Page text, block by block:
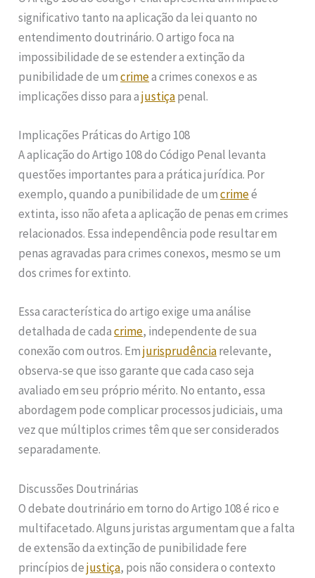
significativo tanto na aplicação da lei quanto no
entendimento doutrinário. O artigo foca na
impossibilidade de se estender a extinção da
punibilidade de umcrimea crimes conexos e as
implicações disso para ajustiçapenal.
Implicações Práticas do Artigo 108
A aplicação do Artigo 108 do Código Penal levanta
questões importantes para a prática jurídica. Por
exemplo, quando a punibilidade de umcrimeé
extinta, isso não afeta a aplicação de penas em crimes
relacionados. Essa independência pode resultar em
penas agravadas para crimes conexos, mesmo se um
dos crimes for extinto.
Essa característica do artigo exige uma análise
detalhada de cadacrime, independente de sua
conexão com outros. Emjurisprudênciarelevante,
observa-se que isso garante que cada caso seja
avaliado em seu próprio mérito. No entanto, essa
abordagem pode complicar processos judiciais, uma
vez que múltiplos crimes têm que ser considerados
separadamente.
Discussões Doutrinárias
O debate doutrinário em torno do Artigo 108 é rico e
multifacetado. Alguns juristas argumentam que a falta
de extensão da extinção de punibilidade fere
princípios dejustiça, pois não considera o contexto